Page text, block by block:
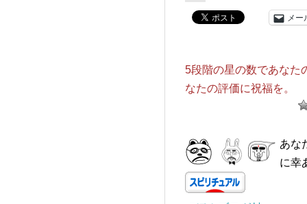
メー
5段階の星の数であなた
なたの評価に祝福を。
あな
に幸